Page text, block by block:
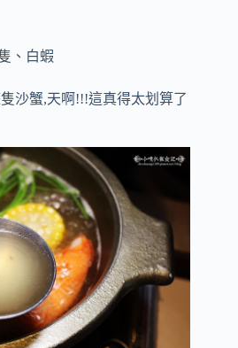
、白蝦
沙蟹,天啊!!!這真得太划算了